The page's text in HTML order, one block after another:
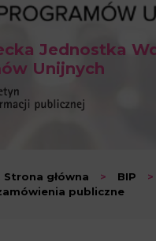
Jednostka
Unijnych
Strona główna > BIP
>
publiczne